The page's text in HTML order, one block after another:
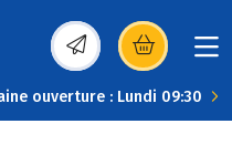
(s’ouvre dans une
ouverture : Lundi 09:30